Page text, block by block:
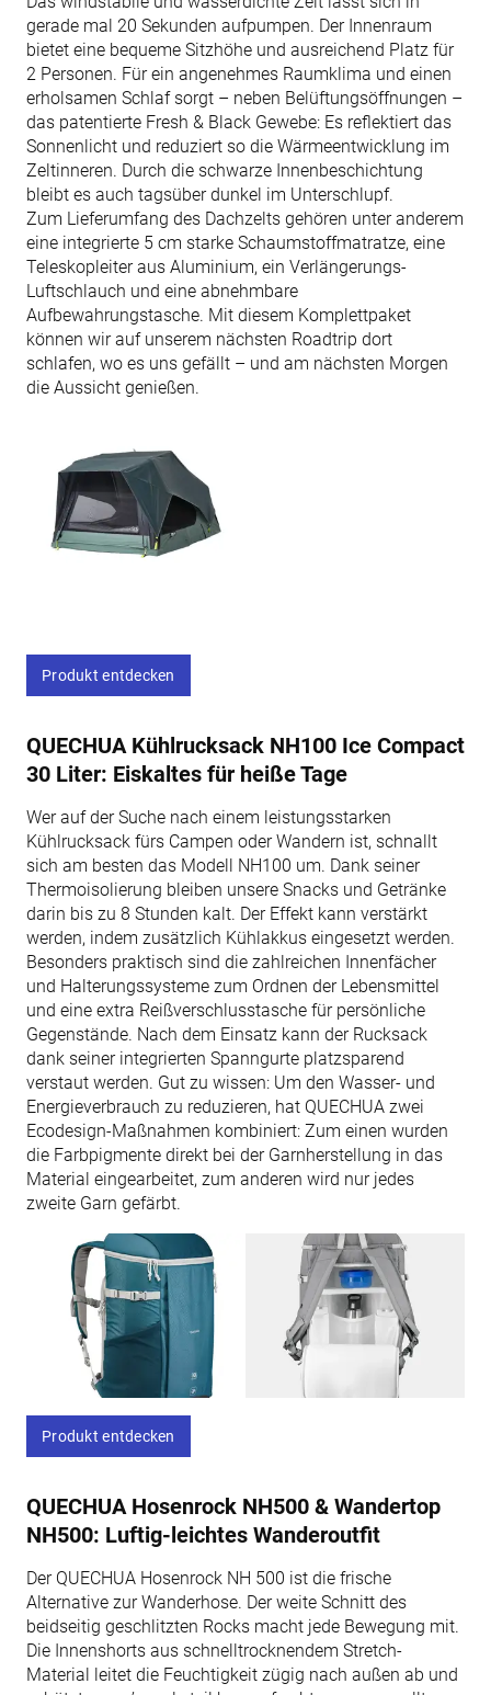
gerade mal 20 Sekunden aufpumpen. Der Innenraum
bietet eine bequeme Sitzhöhe und ausreichend Platz für
2 Personen. Für ein angenehmes Raumklima und einen
erholsamen Schlaf sorgt – neben Belüftungsöffnungen –
das patentierte Fresh & Black Gewebe: Es reflektiert das
Sonnenlicht und reduziert so die Wärmeentwicklung im
Zeltinneren. Durch die schwarze Innenbeschichtung
bleibt es auch tagsüber dunkel im Unterschlupf.
Zum Lieferumfang des Dachzelts gehören unter anderem
eine integrierte 5 cm starke Schaumstoffmatratze, eine
Teleskopleiter aus Aluminium, ein Verlängerungs-
Luftschlauch und eine abnehmbare
Aufbewahrungstasche. Mit diesem Komplettpaket
können wir auf unserem nächsten Roadtrip dort
schlafen, wo es uns gefällt – und am nächsten Morgen
die Aussicht genießen.
Produkt entdecken
QUECHUA Kühlrucksack NH100 Ice Compact
30 Liter: Eiskaltes für heiße Tage
Wer auf der Suche nach einem leistungsstarken
Kühlrucksack fürs Campen oder Wandern ist, schnallt
sich am besten das Modell NH100 um. Dank seiner
Thermoisolierung bleiben unsere Snacks und Getränke
darin bis zu 8 Stunden kalt. Der Effekt kann verstärkt
werden, indem zusätzlich Kühlakkus eingesetzt werden.
Besonders praktisch sind die zahlreichen Innenfächer
und Halterungssysteme zum Ordnen der Lebensmittel
und eine extra Reißverschlusstasche für persönliche
Gegenstände. Nach dem Einsatz kann der Rucksack
dank seiner integrierten Spanngurte platzsparend
verstaut werden. Gut zu wissen: Um den Wasser- und
Energieverbrauch zu reduzieren, hat QUECHUA zwei
Ecodesign-Maßnahmen kombiniert: Zum einen wurden
die Farbpigmente direkt bei der Garnherstellung in das
Material eingearbeitet, zum anderen wird nur jedes
zweite Garn gefärbt.
Produkt entdecken
QUECHUA Hosenrock NH500 & Wandertop
NH500: Luftig-leichtes Wanderoutfit
Der QUECHUA Hosenrock NH 500 ist die frische
Alternative zur Wanderhose. Der weite Schnitt des
beidseitig geschlitzten Rocks macht jede Bewegung mit.
Die Innenshorts aus schnelltrocknendem Stretch-
Material leitet die Feuchtigkeit zügig nach außen ab und